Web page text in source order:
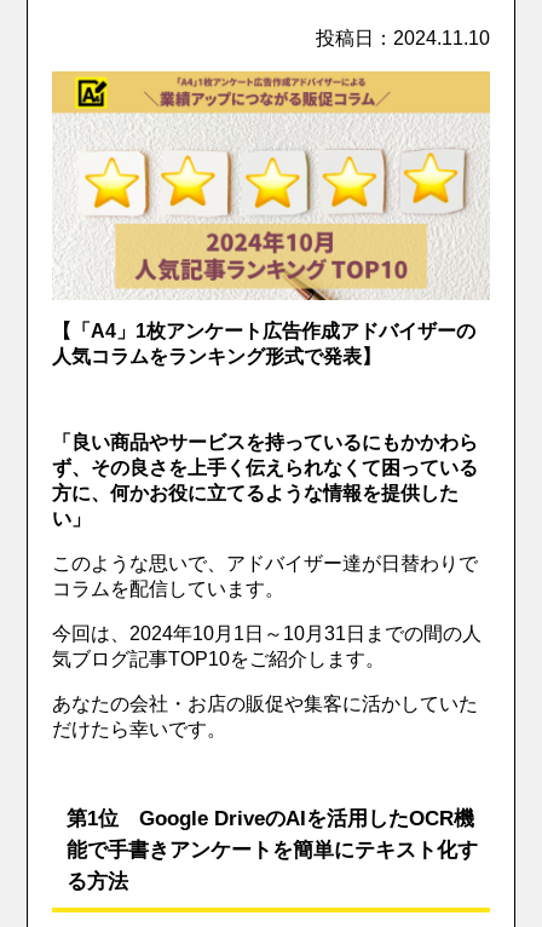
投稿日：2024.11.10
【「A4」1枚アンケート広告作成アドバイザーの
人気コラムをランキング形式で発表】
「良い商品やサービスを持っているにもかかわら
ず、その良さを上手く伝えられなくて困っている
方に、何かお役に立てるような情報を提供した
い」
このような思いで、アドバイザー達が日替わりで
コラムを配信しています。
今回は、2024年10月1日～10月31日までの間の人
気ブログ記事TOP10をご紹介します。
あなたの会社・お店の販促や集客に活かしていた
だけたら幸いです。
第1位 Google DriveのAIを活用したOCR機
能で手書きアンケートを簡単にテキスト化す
る方法